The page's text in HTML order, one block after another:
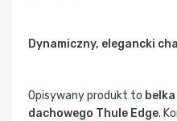
Dynamiczny, elegancki
Opisywany produkt to
dachowego Thule Edge.